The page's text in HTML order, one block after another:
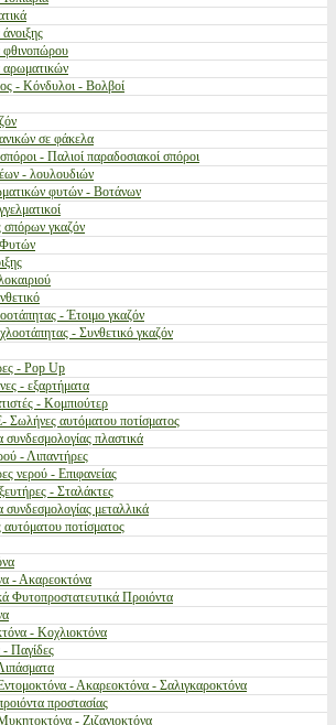
- Κόνδυλοι - Βολβοί
σε φάκελα
- Παλιοί παραδοσιακοί σπόροι
- λουλουδιών
φυτών - Βοτάνων
γκαζόν
- Έτοιμο γκαζόν
- Συνθετικό γκαζόν
- Pop Up
- εξαρτήματα
- Κομπιούτερ
Σωλήνες αυτόματου ποτίσματος
συνδεσμολογίας πλαστικά
- Λιπαντήρες
νερού - Επιφανείας
- Σταλάκτες
συνδεσμολογίας μεταλλικά
ποτίσματος
- Ακαρεοκτόνα
Φυτοπροστατευτικά Προιόντα
- Κοχλιοκτόνα
Παγίδες
- Ακαρεοκτόνα - Σαλιγκαροκτόνα
προστασίας
- Ζιζανιοκτόνα